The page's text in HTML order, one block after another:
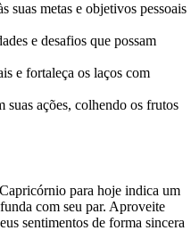
suas metas e objetivos pessoais
e desafios que possam
e fortaleça os laços com
suas ações, colhendo os frutos
para hoje indica um
com seu par. Aproveite
sentimentos de forma sincera